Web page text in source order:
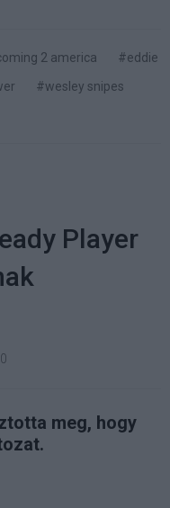
2 america
#eddie
#wesley snipes
Player
meg, hogy